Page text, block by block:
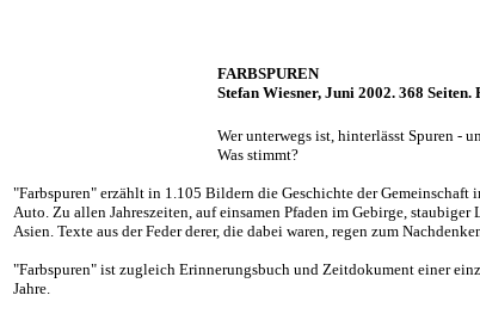
FARBSPUREN
Stefan Wiesner, Juni 2002. 368 Seiten.
Wer unterwegs ist, hinterlässt Spuren -
Was stimmt?
"Farbspuren" erzählt in 1.105 Bildern die Geschichte der Gemeinschaft
Auto. Zu allen Jahreszeiten, auf einsamen Pfaden im Gebirge,
Asien. Texte aus der Feder derer, die dabei waren, regen zum
"Farbspuren" ist zugleich Erinnerungsbuch und Zeitdokument einer
Jahre.